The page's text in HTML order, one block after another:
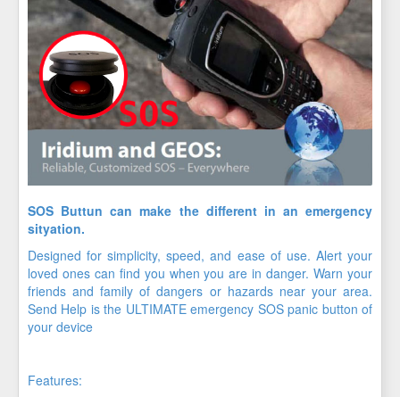
SOS Buttun can make the different in an emergency
sityation.
Designed for simplicity, speed, and ease of use. Alert your
loved ones can find you when you are in danger. Warn your
friends and family of dangers or hazards near your area.
Send Help is the ULTIMATE emergency SOS panic button of
your device
Features: